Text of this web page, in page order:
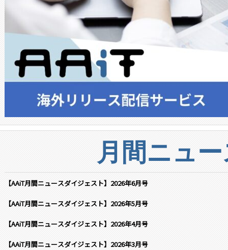
月間ニュ
【AAiT月間ニュースダイジェスト】2026年6月号
【AAiT月間ニュースダイジェスト】2026年5月号
【AAiT月間ニュースダイジェスト】2026年4月号
【AAiT月間ニュースダイジェスト】2026年3月号